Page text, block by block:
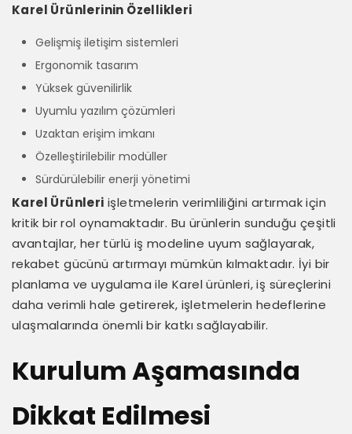
Karel Ürünlerinin Özellikleri
Gelişmiş iletişim sistemleri
Ergonomik tasarım
Yüksek güvenilirlik
Uyumlu yazılım çözümleri
Uzaktan erişim imkanı
Özelleştirilebilir modüller
Sürdürülebilir enerji yönetimi
Karel Ürünleri işletmelerin verimliliğini artırmak için
kritik bir rol oynamaktadır. Bu ürünlerin sunduğu çeşitli
avantajlar, her türlü iş modeline uyum sağlayarak,
rekabet gücünü artırmayı mümkün kılmaktadır. İyi bir
planlama ve uygulama ile Karel ürünleri, iş süreçlerini
daha verimli hale getirerek, işletmelerin hedeflerine
ulaşmalarında önemli bir katkı sağlayabilir.
Kurulum Aşamasında
Dikkat Edilmesi